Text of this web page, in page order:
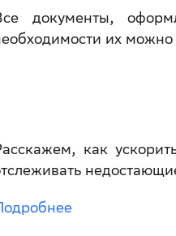
документы,
их можно
как